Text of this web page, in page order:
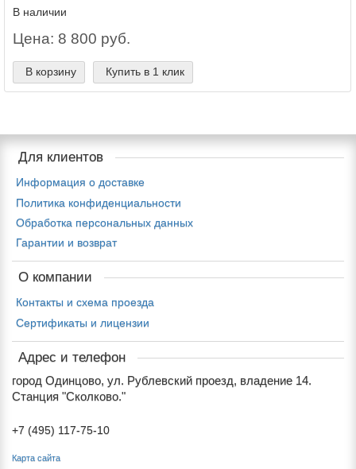
В наличии
Цена: 8 800 руб.
В корзину Купить в 1 клик
Для клиентов
Информация о доставке
Политика конфиденциальности
Обработка персональных данных
Гарантии и возврат
О компании
Контакты и схема проезда
Сертификаты и лицензии
Адрес и телефон
город Одинцово, ул. Рублевский проезд, владение 14.
Станция "Сколково."
+7 (495) 117-75-10
Карта сайта